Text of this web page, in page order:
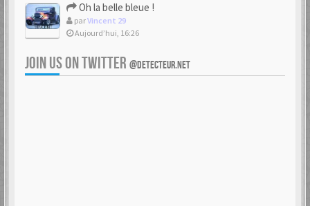
Oh la belle bleue !
parVincent 29
Aujourd’hui, 16:26
JOIN US ON TWITTER @DETECTEUR.NET